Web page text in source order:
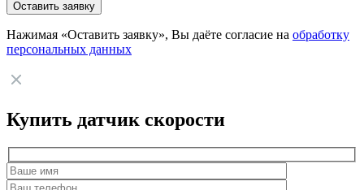
Нажимая «Оставить заявку», Вы даёте согласие на обработку
персональных данных
Купить датчик скорости